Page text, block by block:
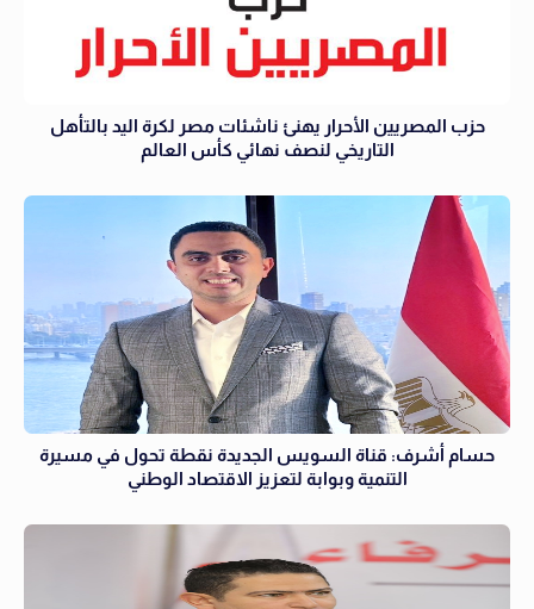
حزب المصريين الأحرار يهنئ ناشئات مصر لكرة اليد بالتأهل
التاريخي لنصف نهائي كأس العالم
حسام أشرف: قناة السويس الجديدة نقطة تحول في مسيرة
التنمية وبوابة لتعزيز الاقتصاد الوطني